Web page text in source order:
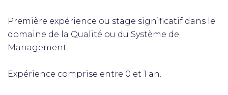
Première expérience ou stage significatif dans le
domaine de la Qualité ou du Système de
Management.
Expérience comprise entre 0 et 1 an.